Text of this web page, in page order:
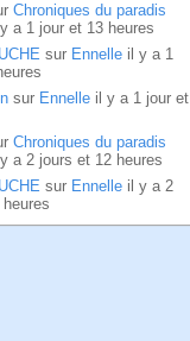
Chroniques du paradis
a 1 jour et 13 heures
sur Ennelle il y a 1
sur Ennelle il y a 1 jour et
Chroniques du paradis
a 2 jours et 12 heures
sur Ennelle il y a 2